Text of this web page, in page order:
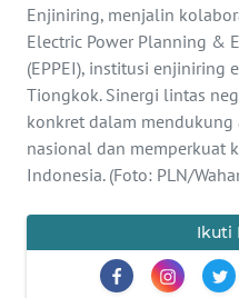
Enjiniring, menjalin
Electric Power Planning &
(EPPEI), institusi enjiniring
Tiongkok. Sinergi lintas
konkret dalam mendukung
nasional dan memperkuat
Indonesia. (Foto: PLN/
Ikuti
INFO
IKLAN
TENTANG
KAMI
PEDOMAN